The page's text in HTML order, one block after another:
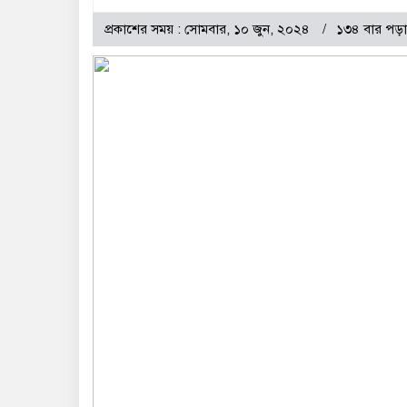
প্রকাশের সময় : সোমবার, ১০ জুন, ২০২৪ ১৩৪ বার